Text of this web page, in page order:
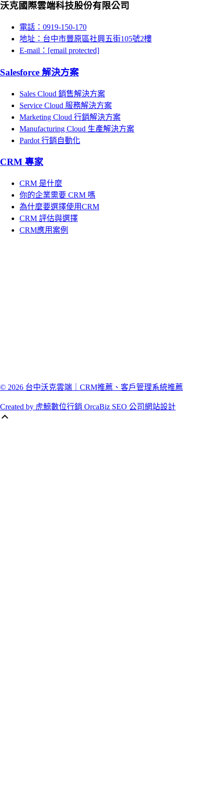
沃克國際雲端科技股份有限公司
電話：0919-150-170
地址：台中市豐原區社興五街105號2樓
E-mail： [email protected]
Salesforce 解決方案
Sales Cloud 銷售解決方案
Service Cloud 服務解決方案
Marketing Cloud 行銷解決方案
Manufacturing Cloud 生產解決方案
Pardot 行銷自動化
CRM 專家
CRM 是什麼
你的企業需要 CRM 嗎
為什麼要選擇使用CRM
CRM 評估與選擇
CRM應用案例
© 2026 台中沃克雲端｜CRM推薦、客戶管理系統推薦
Created by 虎鯨數位行銷 OrcaBiz SEO 公司網站設計